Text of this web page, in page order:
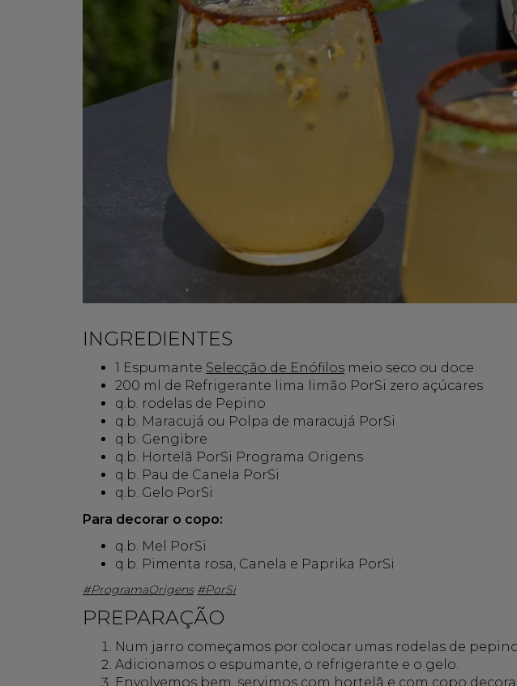
INGREDIENTES
1 Espumante Selecção de Enófilos meio seco ou doce
200 ml de Refrigerante lima limão PorSi zero açúcares
q.b. rodelas de Pepino
q.b. Maracujá ou Polpa de maracujá PorSi
q.b. Gengibre
q.b. Hortelã PorSi Programa Origens
q.b. Pau de Canela PorSi
q.b. Gelo PorSi
Para decorar o copo:
q.b. Mel PorSi
q.b. Pimenta rosa, Canela e Paprika PorSi
#ProgramaOrigens #PorSi
PREPARAÇÃO
Num jarro começamos por colocar umas rodelas de
Adicionamos o espumante, o refrigerante e o gelo.
Envolvemos bem, servimos com hortelã e com copo